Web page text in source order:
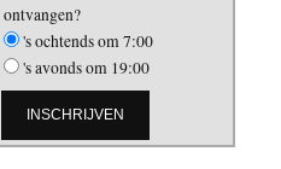
ontvangen?
's ochtends om 7:00
's avonds om 19:00